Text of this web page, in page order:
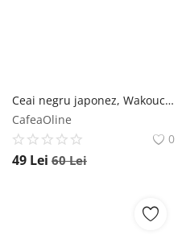
Ceai negru japonez, Wakoucha Organic 60g - Default Title Moya
CafeaOline
0
49 Lei 60Lei